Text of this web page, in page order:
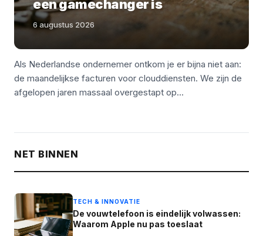
een gamechanger is
6 augustus 2026
Als Nederlandse ondernemer ontkom je er bijna niet aan:
de maandelijkse facturen voor clouddiensten. We zijn de
afgelopen jaren massaal overgestapt op...
NET BINNEN
TECH & INNOVATIE
De vouwtelefoon is eindelijk volwassen:
Waarom Apple nu pas toeslaat